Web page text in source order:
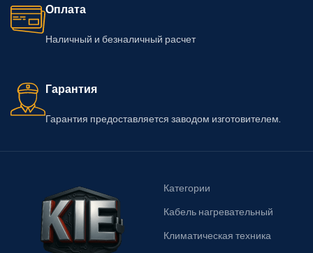
Оплата
Наличный и безналичный расчет
Гарантия
Гарантия предоставляется заводом изготовителем.
Категории
Кабель нагревательный
Климатическая техника